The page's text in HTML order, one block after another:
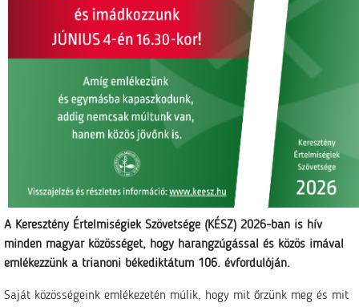
A Keresztény Értelmiségiek Szövetsége (KÉSZ) 2026-ban is hív
minden magyar közösséget, hogy harangzúgással és közös imával
emlékezzünk a trianoni békediktátum 106. évfordulóján.
Saját közösségeink emlékezetén múlik, hogy mit őrzünk meg és mit